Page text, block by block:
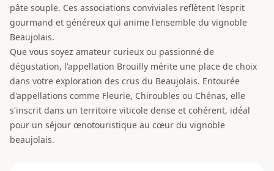
pâte souple. Ces associations conviviales reflètent l'esprit
gourmand et généreux qui anime l'ensemble du vignoble
Beaujolais.
Que vous soyez amateur curieux ou passionné de
dégustation, l'appellation Brouilly mérite une place de choix
dans votre exploration des crus du Beaujolais. Entourée
d'appellations comme Fleurie, Chiroubles ou Chénas, elle
s'inscrit dans un territoire viticole dense et cohérent, idéal
pour un séjour œnotouristique au cœur du vignoble
beaujolais.